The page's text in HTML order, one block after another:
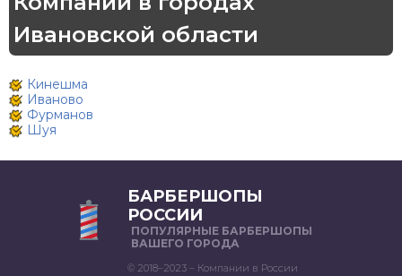
Ивановской области
Кинешма
Иваново
Фурманов
Шуя
БАРБЕРШОПЫ
РОССИИ
ПОПУЛЯРНЫЕ БАРБЕРШОПЫ
ВАШЕГО ГОРОДА
© 2018–2023 – Компании в России